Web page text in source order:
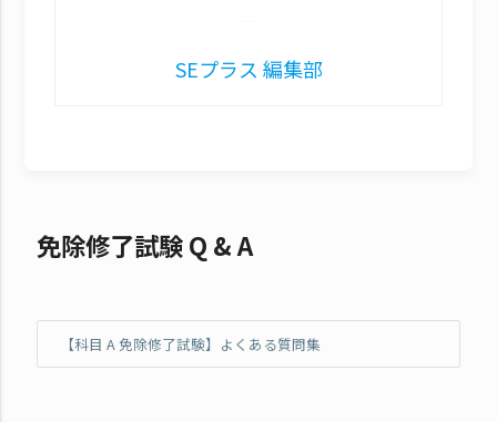
SEプラス 編集部
免除修了試験 Q & A
【科目 A 免除修了試験】よくある質問集